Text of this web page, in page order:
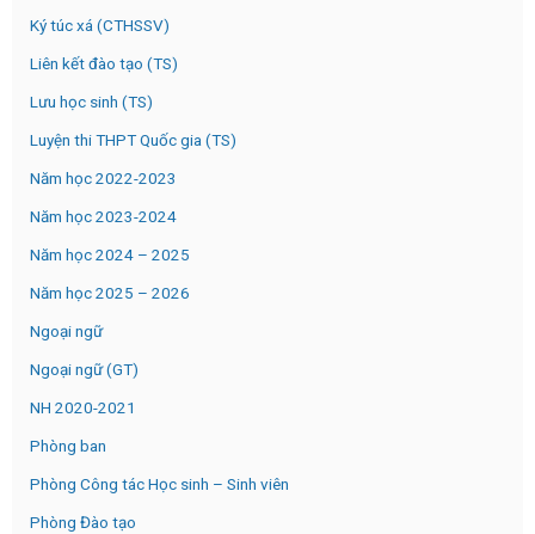
Ký túc xá (CTHSSV)
Liên kết đào tạo (TS)
Lưu học sinh (TS)
Luyện thi THPT Quốc gia (TS)
Năm học 2022-2023
Năm học 2023-2024
Năm học 2024 – 2025
Năm học 2025 – 2026
Ngoại ngữ
Ngoại ngữ (GT)
NH 2020-2021
Phòng ban
Phòng Công tác Học sinh – Sinh viên
Phòng Đào tạo